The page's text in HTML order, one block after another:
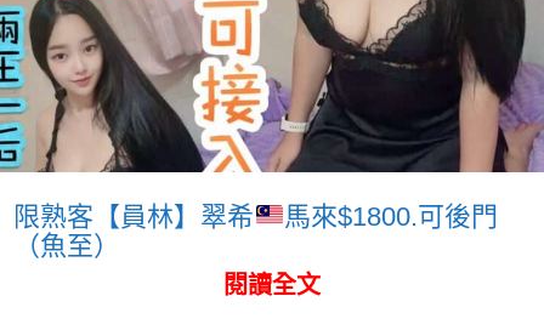
限熟客【員林】翠希
馬來$1800.可後門
（魚至）
閱讀全文